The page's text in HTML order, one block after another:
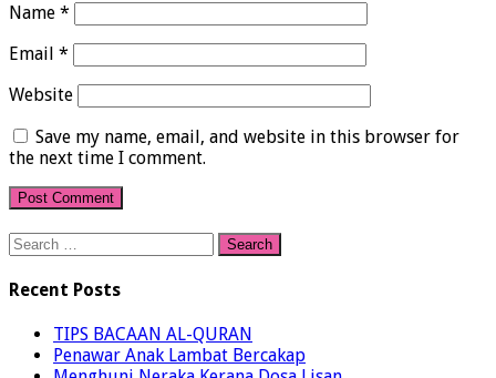
Name *
Email *
Website
Save my name, email, and website in this browser for
the next time I comment.
Search
for:
Recent Posts
TIPS BACAAN AL-QURAN
Penawar Anak Lambat Bercakap